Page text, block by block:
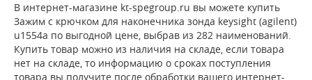
В интернет-магазине kt-spegroup.ru вы можете купить
Зажим с крючком для наконечника зонда keysight (agilent)
u1554a по выгодной цене, выбрав из 282 наименований.
Купить товар можно из наличия на складе, если товара
нет на складе, то информацию о сроках поступления
товара вы получите после обработки вашего интернет-